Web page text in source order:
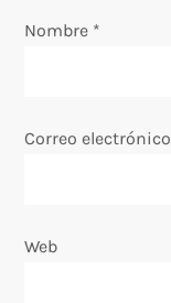
n
r
d
Nombre *
Correo electrónico
Web